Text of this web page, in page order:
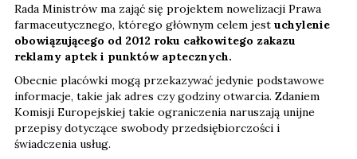
Rada Ministrów ma zająć się projektem nowelizacji Prawa
farmaceutycznego, którego głównym celem jest uchylenie
obowiązującego od 2012 roku całkowitego zakazu
reklamy aptek i punktów aptecznych.
Obecnie placówki mogą przekazywać jedynie podstawowe
informacje, takie jak adres czy godziny otwarcia. Zdaniem
Komisji Europejskiej takie ograniczenia naruszają unijne
przepisy dotyczące swobody przedsiębiorczości i
świadczenia usług.